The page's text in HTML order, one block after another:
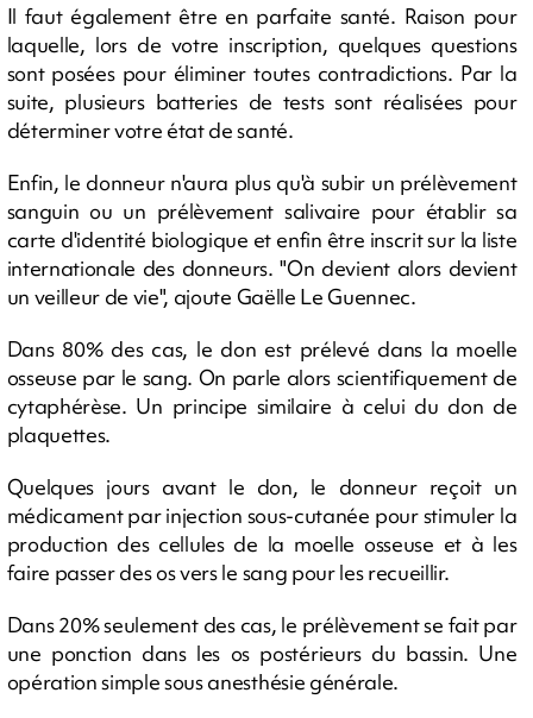
Il faut également être en parfaite santé. Raison pour
laquelle, lors de votre inscription, quelques questions
sont posées pour éliminer toutes contradictions. Par la
suite, plusieurs batteries de tests sont réalisées pour
déterminer votre état de santé.
Enfin, le donneur n'aura plus qu'à subir un prélèvement
sanguin ou un prélèvement salivaire pour établir sa
carte d'identité biologique et enfin être inscrit sur la liste
internationale des donneurs. "On devient alors devient
un veilleur de vie", ajoute Gaëlle Le Guennec.
Dans 80% des cas, le don est prélevé dans la moelle
osseuse par le sang. On parle alors scientifiquement de
cytaphérèse. Un principe similaire à celui du don de
plaquettes.
Quelques jours avant le don, le donneur reçoit un
médicament par injection sous-cutanée pour stimuler la
production des cellules de la moelle osseuse et à les
faire passer des os vers le sang pour les recueillir.
Dans 20% seulement des cas, le prélèvement se fait par
une ponction dans les os postérieurs du bassin. Une
opération simple sous anesthésie générale.